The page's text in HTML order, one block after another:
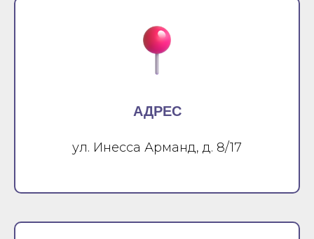
АДРЕС
ул. Инесса Арманд, д. 8/17